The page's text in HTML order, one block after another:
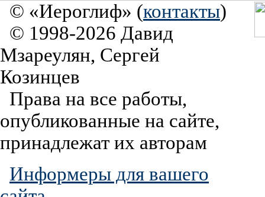
© «Иероглиф» (контакты)
© 1998-2026 Давид
Мзареулян, Сергей
Козинцев
Права на все работы,
опубликованные на сайте,
принадлежат их авторам
Информеры для вашего